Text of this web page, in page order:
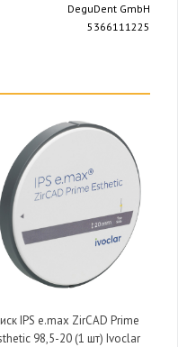
DeguDent GmbH
5366111225
IPS e.max ZirCAD Prime
98,5-20 (1 шт) Ivoclar